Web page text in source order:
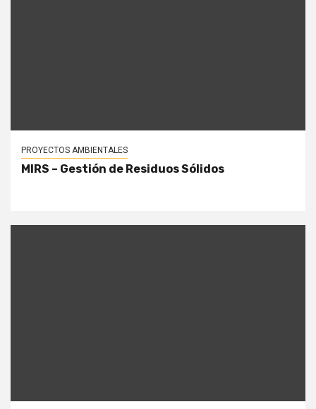
PROYECTOS AMBIENTALES
MIRS – Gestión de Residuos Sólidos